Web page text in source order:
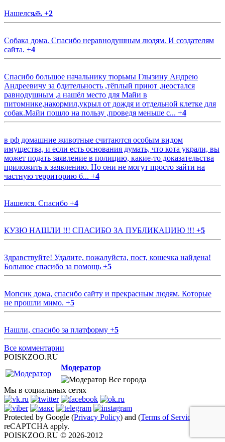
Нашелся🙏 +2
Собака дома. Спасибо неравнодушным людям. И создателям
сайта. +4
Спасибо большое начальнику тюрьмы Глызину Андрею
Андреевичу за бдительность ,тёплый приют ,неостался
равнодушным ,а нашёл место для Майи в
питомнике,накормил,укрыл от дождя и отдельной клетке для
собак.Майи пошло на пользу ,проведя меньше с... +4
в рф домашние животные считаются особым видом
имущества, и если есть основания думать, что кота украли, вы
может подать заявление в полицию, какие-то доказательства
приложить к заявлению. Но они не могут просто зайти на
частную территорию б... +4
Нашелся. Спасибо +4
КУЗЮ НАШЛИ !!! СПАСИБО ЗА ПУБЛИКАЦИЮ !!! +5
Здравствуйте! Удалите, пожалуйста, пост, кошечка найдена!
Большое спасибо за помощь +5
Мопсик дома, спасибо сайту и прекрасным людям. Которые
не прошли мимо. +5
Нашли, спасибо за платформу +5
Все комментарии
POISKZOO.RU
Модератор
Все города
Мы в социальных сетях
Protected by Google (Privacy Policy) and (Terms of Service
reCAPTCHA apply.
POISKZOO.RU © 2026-2012